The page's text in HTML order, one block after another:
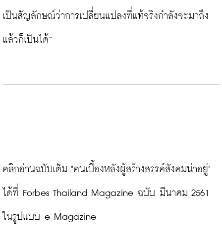
เป็นสัญลักษณ์ว่าการเปลี่ยนแปลงที่แท้จริงกำลังจะมาถึง
แล้วก็เป็นได้”
คลิกอ่านฉบับเต็ม "คนเบื้องหลังผู้สร้างสรรค์สังคมน่าอยู่"
ได้ที่ Forbes Thailand Magazine ฉบับ มีนาคม 2561
ในรูปแบบ e-Magazine